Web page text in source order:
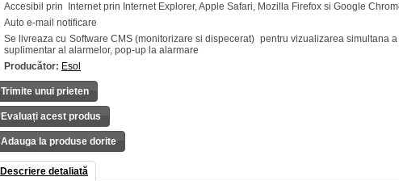
Accesibil prin Internet prin Internet Explorer, Apple Safari, Mozilla Firefox si Google
Auto e-mail notificare
Se livreaza cu Software CMS (monitorizare si dispecerat) pentru vizualizarea simultana
suplimentar al alarmelor, pop-up la alarmare
Producător: Esol
Trimite unui prieten
Evaluați acest produs
Adauga la produse dorite
Descriere detaliată